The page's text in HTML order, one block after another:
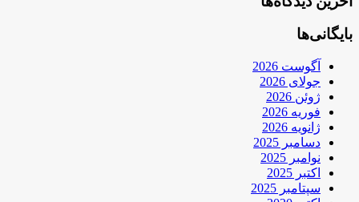
بایگانی‌ها
آگوست 2026
جولای 2026
ژوئن 2026
فوریه 2026
ژانویه 2026
دسامبر 2025
نوامبر 2025
اکتبر 2025
سپتامبر 2025